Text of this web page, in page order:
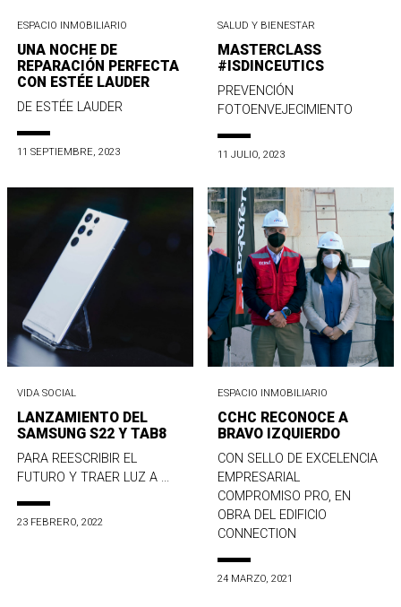
ESPACIO INMOBILIARIO
UNA NOCHE DE
REPARACIÓN PERFECTA
CON ESTÉE LAUDER
DE ESTÉE LAUDER
11 SEPTIEMBRE, 2023
SALUD Y BIENESTAR
MASTERCLASS
#ISDINCEUTICS
PREVENCIÓN
FOTOENVEJECIMIENTO
11 JULIO, 2023
VIDA SOCIAL
LANZAMIENTO DEL
SAMSUNG S22 Y TAB8
PARA REESCRIBIR EL
FUTURO Y TRAER LUZ A ...
23 FEBRERO, 2022
ESPACIO INMOBILIARIO
CCHC RECONOCE A
BRAVO IZQUIERDO
CON SELLO DE EXCELENCIA
EMPRESARIAL
COMPROMISO PRO, EN
OBRA DEL EDIFICIO
CONNECTION
24 MARZO, 2021